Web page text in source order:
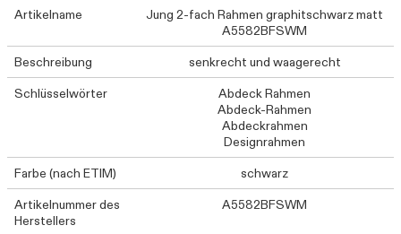
Artikelname
Jung 2-fach Rahmen graphitschwarz matt
A5582BFSWM
Beschreibung
senkrecht und waagerecht
Schlüsselwörter
Abdeck Rahmen
Abdeck-Rahmen
Abdeckrahmen
Designrahmen
Farbe (nach ETIM)
schwarz
Artikelnummer des
Herstellers
A5582BFSWM